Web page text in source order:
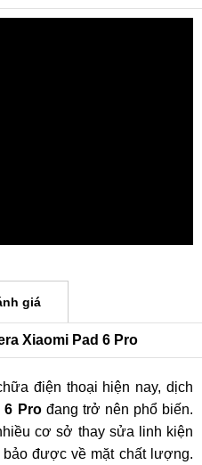
giá
Xiaomi Pad 6 Pro
điện thoại hiện nay, dịch
6 Prođang trở nên phổ biến.
cơ sở thay sửa linh kiện
được về mặt chất lượng.